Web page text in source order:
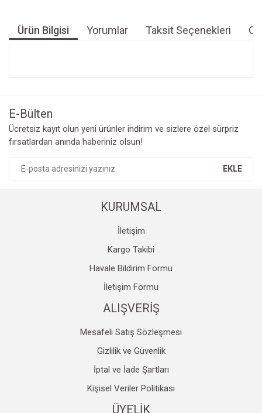
Ürün Bilgisi Yorumlar Taksit Seçenekleri
Ürün resmi kalitesiz, bozuk veya görüntülenemiyor.
Ürün açıklamasında eksik bilgiler bulunuyor.
Gönder
E-Bülten
Ücretsiz kayıt olun yeni ürünler indirim ve sizlere özel sürpriz
fırsatlardan anında haberiniz olsun!
EKLE
KURUMSAL
İletişim
Kargo Takibi
Havale Bildirim Formu
İletişim Formu
ALIŞVERİŞ
Mesafeli Satış Sözleşmesi
Gizlilik ve Güvenlik
İptal ve İade Şartları
Kişisel Veriler Politikası
ÜYELİK